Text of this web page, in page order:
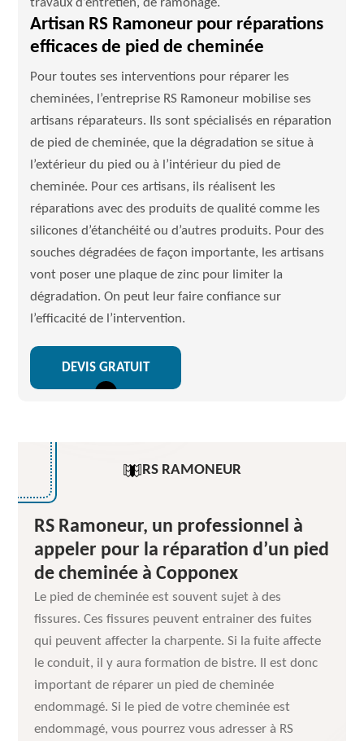
travaux d’entretien, de ramonage.
Artisan RS Ramoneur pour réparations
efficaces de pied de cheminée
Pour toutes ses interventions pour réparer les
cheminées, l’entreprise RS Ramoneur mobilise ses
artisans réparateurs. Ils sont spécialisés en réparation
de pied de cheminée, que la dégradation se situe à
l’extérieur du pied ou à l’intérieur du pied de
cheminée. Pour ces artisans, ils réalisent les
réparations avec des produits de qualité comme les
silicones d’étanchéité ou d’autres produits. Pour des
souches dégradées de façon importante, les artisans
vont poser une plaque de zinc pour limiter la
dégradation. On peut leur faire confiance sur
l’efficacité de l’intervention.
DEVIS GRATUIT
RS RAMONEUR
RS Ramoneur, un professionnel à
appeler pour la réparation d’un pied
de cheminée à Copponex
Le pied de cheminée est souvent sujet à des
fissures. Ces fissures peuvent entrainer des fuites
qui peuvent affecter la charpente. Si la fuite affecte
le conduit, il y aura formation de bistre. Il est donc
important de réparer un pied de cheminée
endommagé. Si le pied de votre cheminée est
endommagé, vous pourrez vous adresser à RS